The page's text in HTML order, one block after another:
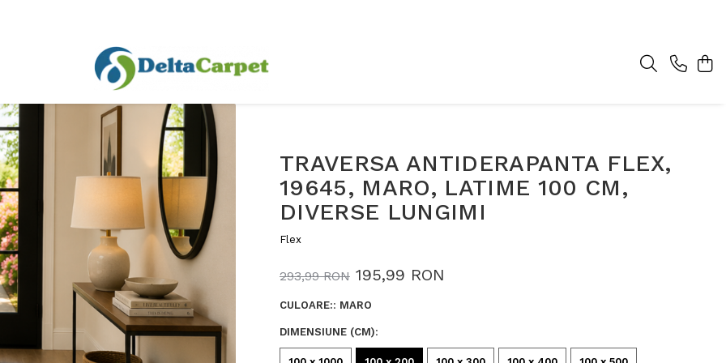
TRAVERSA ANTIDERAPANTA FLEX,
19645, MARO, LATIME 100 CM,
DIVERSE LUNGIMI
Flex
293,99 RON 195,99 RON
CULOARE:: MARO
DIMENSIUNE (CM):